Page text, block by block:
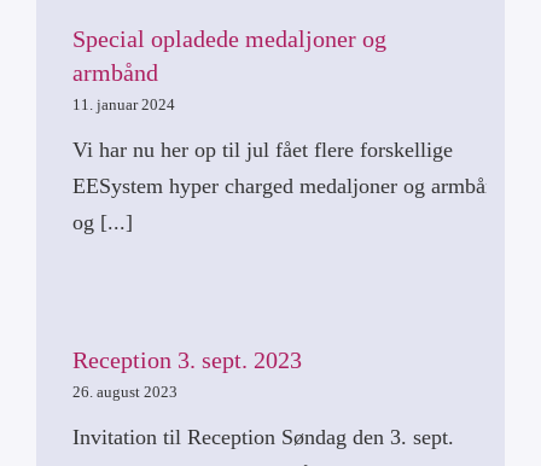
Special opladede medaljoner og
armbånd
11. januar 2024
Vi har nu her op til jul fået flere forskellige
EESystem hyper charged medaljoner og armbånd,
og [...]
Reception 3. sept. 2023
26. august 2023
Invitation til Reception Søndag den 3. sept.